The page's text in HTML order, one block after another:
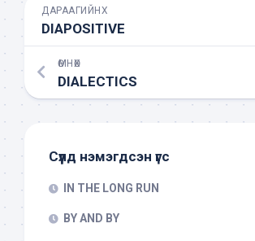
ДАРААГИЙНХ
DIAPOSITIVE
ӨМНӨХ
DIALECTICS
Сүүлд нэмэгдсэн үгс
IN THE LONG RUN
BY AND BY